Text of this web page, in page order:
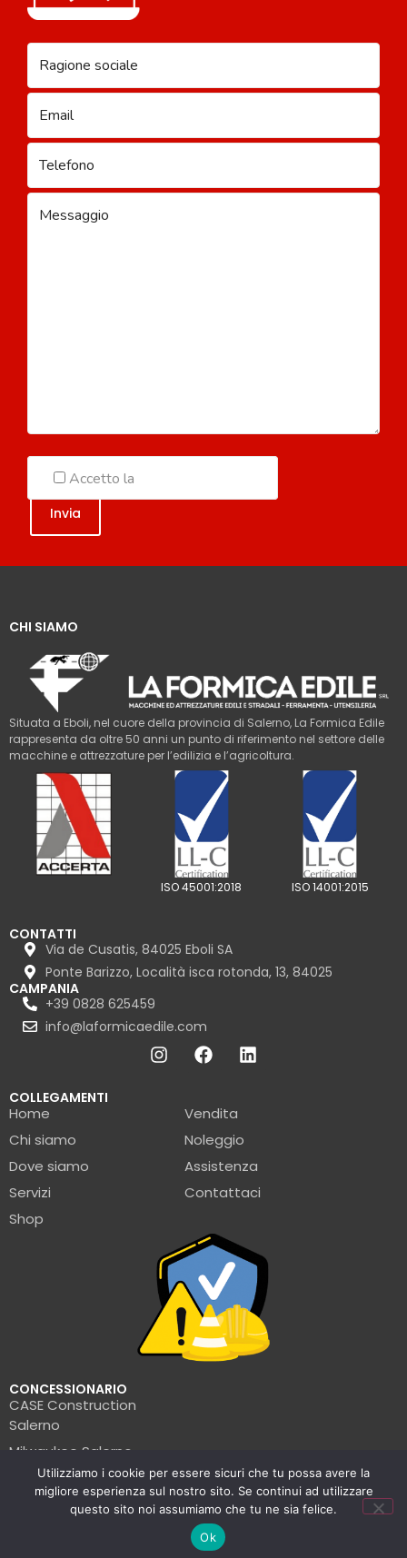
Accetto la
CHI SIAMO
Situata a Eboli, nel cuore della provincia di Salerno, La Formica Edile
rappresenta da oltre 50 anni un punto di riferimento nel settore delle
macchine e attrezzature per l’edilizia e l’agricoltura.
ISO 45001:2018 ISO 14001:2015
CONTATTI
Via de Cusatis, 84025 Eboli SA
Ponte Barizzo, Località isca rotonda, 13, 84025
CAMPANIA
+39 0828 625459
info@laformicaedile.com
COLLEGAMENTI
Home
Chi siamo
Dove siamo
Servizi
Shop
Vendita
Noleggio
Assistenza
Contattaci
CONCESSIONARIO
CASE Construction
Salerno
Milwaukee Salerno
Turbosol Salerno
Pramac Salerno
Utilizziamo i cookie per essere sicuri che tu possa avere la
migliore esperienza sul nostro sito. Se continui ad utilizzare
questo sito noi assumiamo che tu ne sia felice.
Ok